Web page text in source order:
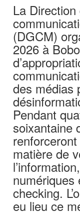
La
(DGCM)
2026 à
des médias
Pendant
soixantaine
matière de
numériques
checking.
eu lieu ce